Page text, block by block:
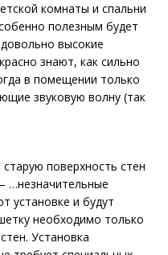
комнаты и спальни
полезным будет
высокие
знают, как сильно
в помещении только
звуковую волну (так
поверхность стен
…незначительные
установке и будут
необходимо только
Установка